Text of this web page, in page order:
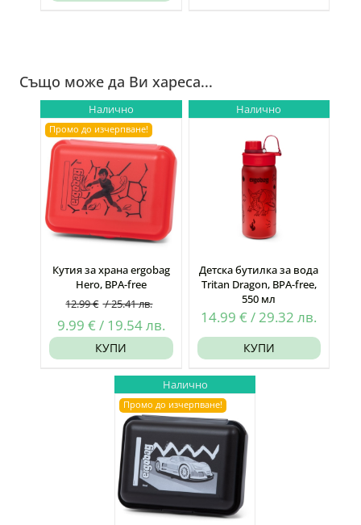
лв..
528.05
лв..
Също може да Ви хареса...
Налично
Промо до изчерпване!
Кутия за храна ergobag
Hero, BPA-free
12.99€ /25.41лв.
Original
9.99 € / 19.54лв.Текущата
цена
9.99 €
/
19.54
лв..
КУПИ
Налично
Детска бутилка за вода
Tritan Dragon, BPA-free,
550 мл
14.99€ /29.32лв.
КУПИ
Налично
Промо до изчерпване!